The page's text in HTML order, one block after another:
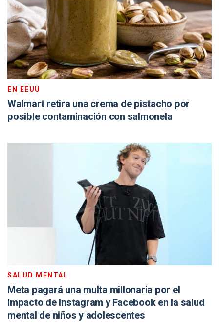
EN EEUU
Walmart retira una crema de pistacho por
posible contaminación con salmonela
SALUD MENTAL
Meta pagará una multa millonaria por el
impacto de Instagram y Facebook en la salud
mental de niños y adolescentes